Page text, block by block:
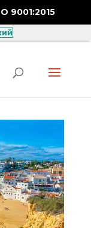
9001:2015